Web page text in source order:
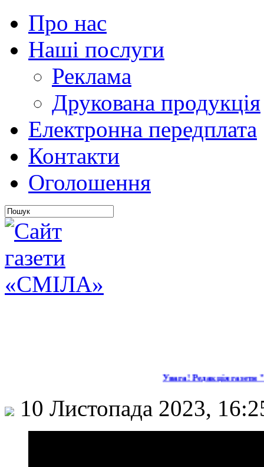
Про нас
Наші послуги
Реклама
Друкована продукція
Електронна передплата
Контакти
Оголошення
Увага! Редакція газети
10 Листопада 2023,